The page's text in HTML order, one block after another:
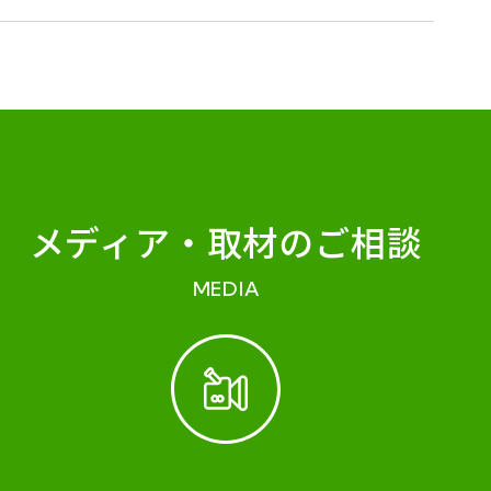
メディア・ 取材のご相談
MEDIA